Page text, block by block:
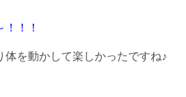
！！
体を動かして楽しかったですね♪